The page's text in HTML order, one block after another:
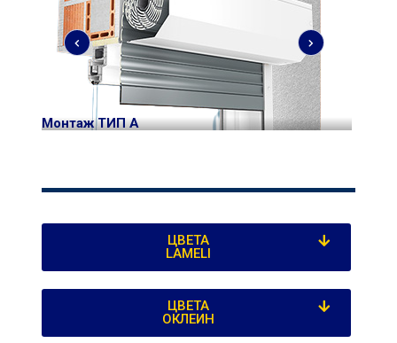
Монтаж ТИП A
ЦВЕТА
LAMELI
ЦВЕТА
ОКЛЕИН